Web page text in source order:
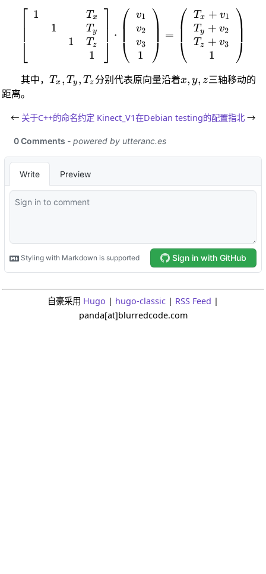
\left[ \begin{array}{cc}
⎣
⎡ 1
1
1
Tx
Ty
Tz
1 ⎦
⎤ ⋅
⎝
⎛ v1
v2
v3
1 ⎠
⎞ =
⎝
⎛ Tx + v1
Ty + v2
Tz + v3
1 ⎠
⎞
其中，T_x,T_y,T_z
Tx , Ty , Tz 分别代表原向量沿着x,y,z
x, y, z三轴移动的
距离。
← 关于C++的命名约定 Kinect_V1在Debian testing的配置指北 →
自豪采用 Hugo | hugo-classic | RSS Feed |
panda[at]blurredcode.com